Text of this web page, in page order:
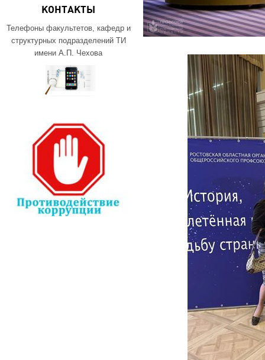
КОНТАКТЫ
Телефоны факультетов, кафедр и
структурных подразделений ТИ
имени А.П. Чехова